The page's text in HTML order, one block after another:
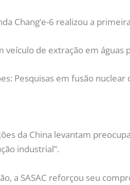
Chang’e-6 realizou a
veículo de extração em
Pesquisas em fusão
da China levantam
industrial”.
a SASAC reforçou seu